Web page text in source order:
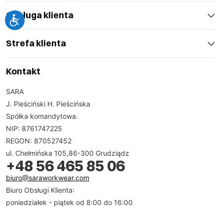
Obsługa klienta
Strefa klienta
Kontakt
SARA
J. Pieściński H. Pieścińska
Spółka komandytowa.
NIP: 8761747225
REGON: 870527452
ul. Chełmińska 105,86-300 Grudziądz
+48 56 465 85 06
biuro@saraworkwear.com
Biuro Obsługi Klienta:
poniedziałek - piątek od 8:00 do 16:00